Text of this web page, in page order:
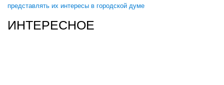
представлять их интересы в городской думе
ИНТЕРЕСНОЕ